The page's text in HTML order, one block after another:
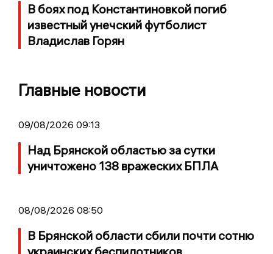
В боях под Константиновкой погиб
известный унечский футболист
Владислав Горян
Главные новости
09/08/2026 09:13
Над Брянской областью за сутки
уничтожено 138 вражеских БПЛА
08/08/2026 08:50
В Брянской области сбили почти сотню